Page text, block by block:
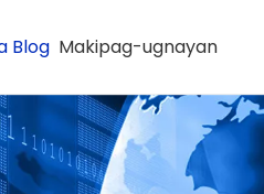
Blog Makipag-ugnayan